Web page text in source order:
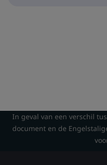
In geval van een verschil
document en de